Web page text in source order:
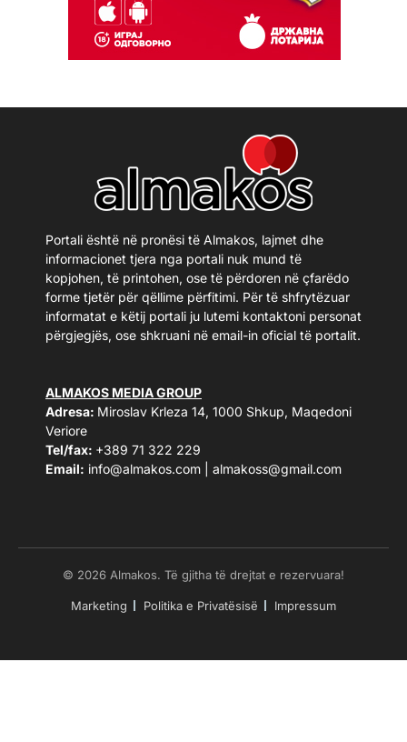
Portali është në pronësi të Almakos, lajmet dhe
informacionet tjera nga portali nuk mund të
kopjohen, të printohen, ose të përdoren në çfarëdo
forme tjetër për qëllime përfitimi. Për të shfrytëzuar
informatat e këtij portali ju lutemi kontaktoni personat
përgjegjës, ose shkruani në email-in oficial të portalit.
ALMAKOS MEDIA GROUP
Adresa: Miroslav Krleza 14, 1000 Shkup, Maqedoni
Veriore
Tel/fax: +389 71 322 229
Email: info@almakos.com almakoss@gmail.com
© 2026 Almakos. Të gjitha të drejtat e rezervuara!
Marketing Politika e Privatësisë Impressum